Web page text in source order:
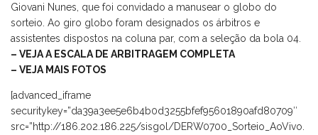
Giovani Nunes, que foi convidado a manusear o globo do
sorteio. Ao giro globo foram designados os árbitros e
assistentes dispostos na coluna par, com a seleção da bola 04.
– VEJA A ESCALA DE ARBITRAGEM COMPLETA
– VEJA MAIS FOTOS
[advanced_iframe
securitykey=”da39a3ee5e6b4b0d3255bfef95601890afd80709″
src=”http://186.202.186.225/sisgol/DERW0700_Sorteio_AoVivo.